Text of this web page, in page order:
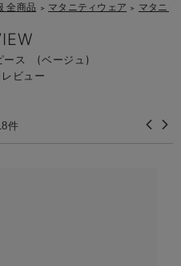
全商品 ＞ マタニティウェア ＞ マタニテ
ース (ベージュ)
ビュー
件